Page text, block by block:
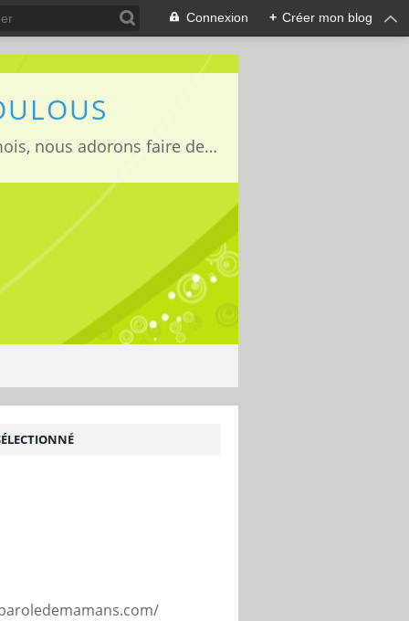
Connexion + Créer mon blog
Je suis maman de deux adorables enfants Lucas 15 ans, Jules 11ans et Louise 22mois, nous adorons faire des activités manuelles, des expériences et de la cuisine que nous vous partageons avec grand plaisir ;)